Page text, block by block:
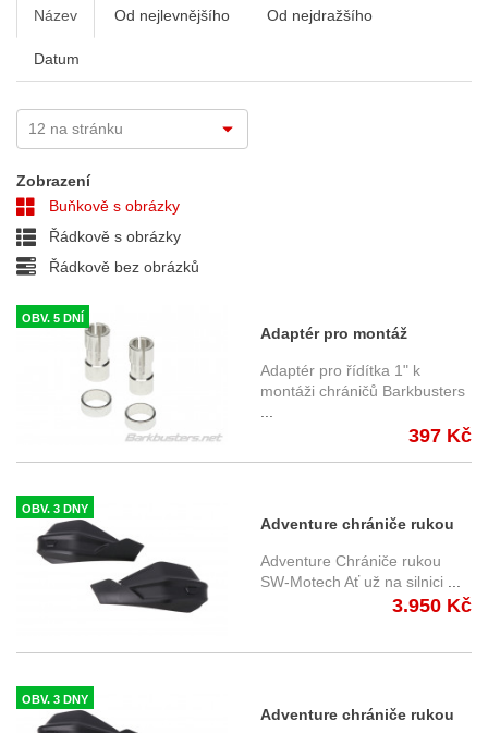
Název Od nejlevnějšího Od nejdražšího
Datum
Zobrazení
Buňkově s obrázky
Řádkově s obrázky
Řádkově bez obrázků
OBV. 5 DNÍ
Adaptér pro montáž
chráničů STM-005 do řídítek
o pr. 1"
Adaptér pro řídítka 1" k
montáži chráničů Barkbusters
397 Kč
OBV. 3 DNY
Adventure chrániče rukou
Honda CRF 1000L/ADV, CRF
1100L /ADV (16-)
HDG.00.220.31701/B
Adventure Chrániče rukou
SW-Motech Ať už na silnici
3.950 Kč
OBV. 3 DNY
Adventure chrániče rukou